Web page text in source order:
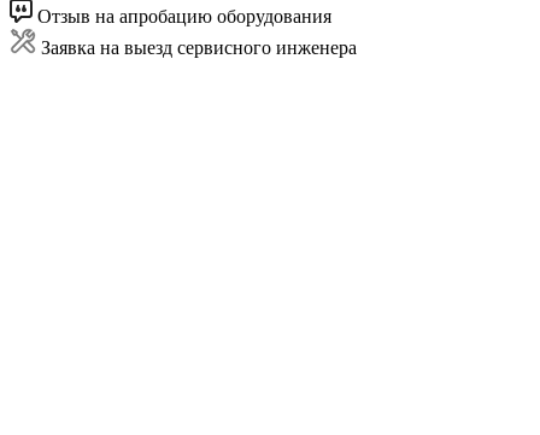
Отзыв на апробацию оборудования
Заявка на выезд сервисного инженера